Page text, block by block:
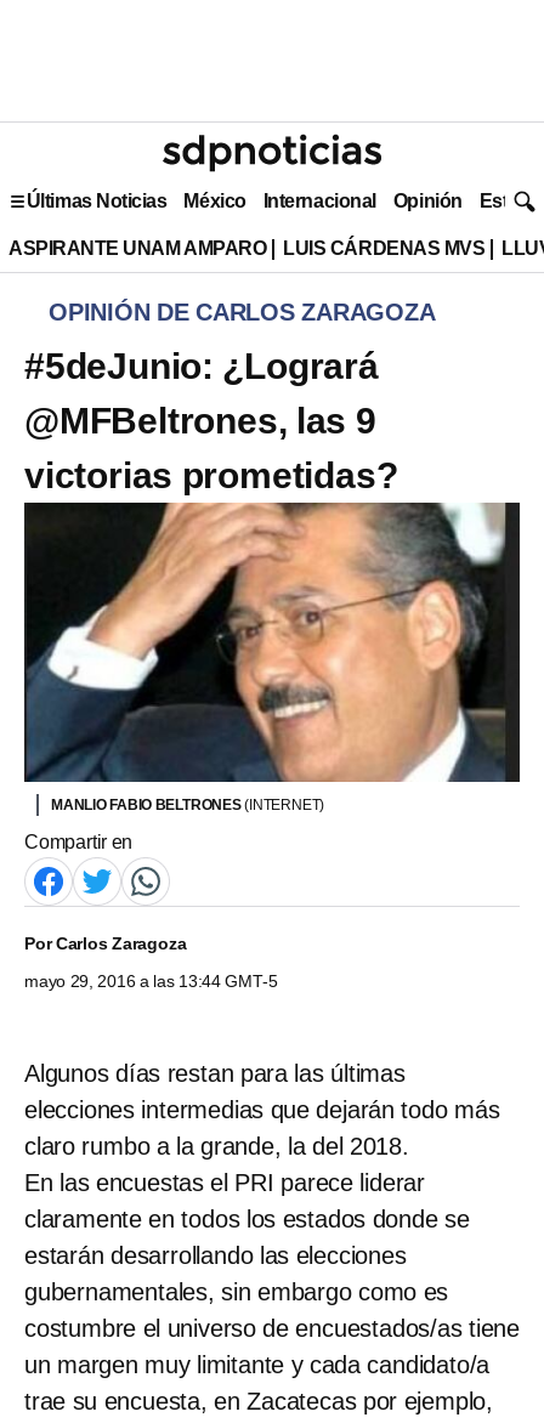
Últimas Noticias México Internacional Opinión Estilo
ASPIRANTE UNAM AMPARO LUIS CÁRDENAS MVS
OPINIÓN DE CARLOS ZARAGOZA
#5deJunio: ¿Logrará
@MFBeltrones, las 9
victorias prometidas?
MANLIO FABIO BELTRONES(INTERNET)
Compartir en
PorCarlos Zaragoza
mayo 29, 2016 a las 13:44 GMT-5
Algunos días restan para las últimas
elecciones intermedias que dejarán todo más
claro rumbo a la grande, la del 2018.
En las encuestas el PRI parece liderar
claramente en todos los estados donde se
estarán desarrollando las elecciones
gubernamentales, sin embargo como es
costumbre el universo de encuestados/as tiene
un margen muy limitante y cada candidato/a
trae su encuesta, en Zacatecas por ejemplo,